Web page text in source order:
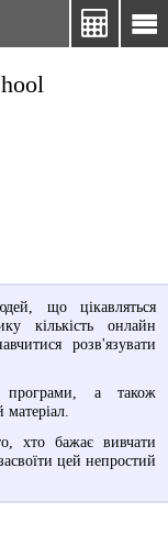


що цікавляться
кількість онлайн
розв'язувати
програми, а також
матеріал.
хто бажає вивчати
цей непростий